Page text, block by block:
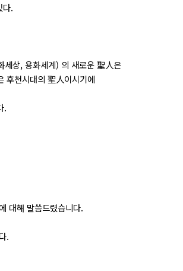
다.
상, 용화세계) 의 새로운 聖人은
후천시대의 聖人이시기에
.
대해 말씀드렸습니다.
.